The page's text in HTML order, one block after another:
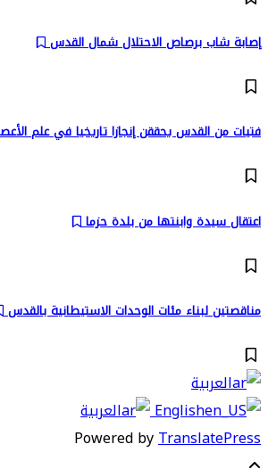
إصابة شاب برصاص الاحتلال شمال القدس
فتيات من القدس يحققن إنجازا تاريخيا في علم
اعتقال سيدة وابنتها من بلدة حزما
مناقصتين لبناء مئات الوحدات الاستيطانية بالقدس
العربية
English
العربية
Powered byTranslatePress